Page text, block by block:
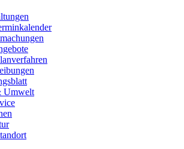
Umwelt